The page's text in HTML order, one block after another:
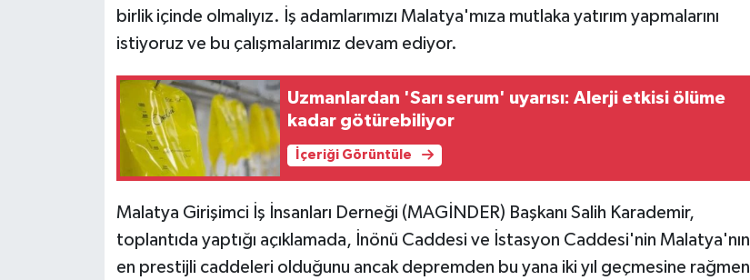
birlik içinde olmalıyız. İş adamlarımızı Malatya'mıza mutlaka yatırım yapmalarını
istiyoruz ve bu çalışmalarımız devam ediyor.
Uzmanlardan 'Sarı serum' uyarısı: Alerji etkisi ölüme
kadar götürebiliyor
İçeriği Görüntüle
Malatya Girişimci İş İnsanları Derneği (MAGİNDER) Başkanı Salih Karademir,
toplantıda yaptığı açıklamada, İnönü Caddesi ve İstasyon Caddesi'nin Malatya'nın
en prestijli caddeleri olduğunu ancak depremden bu yana iki yıl geçmesine rağmen